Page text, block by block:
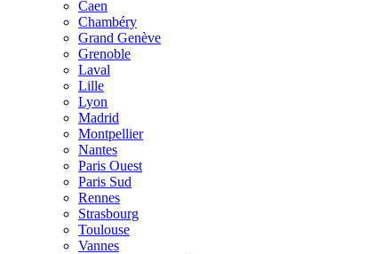
Caen
Chambéry
Grand Genève
Grenoble
Laval
Lille
Lyon
Madrid
Montpellier
Nantes
Paris Ouest
Paris Sud
Rennes
Strasbourg
Toulouse
Vannes